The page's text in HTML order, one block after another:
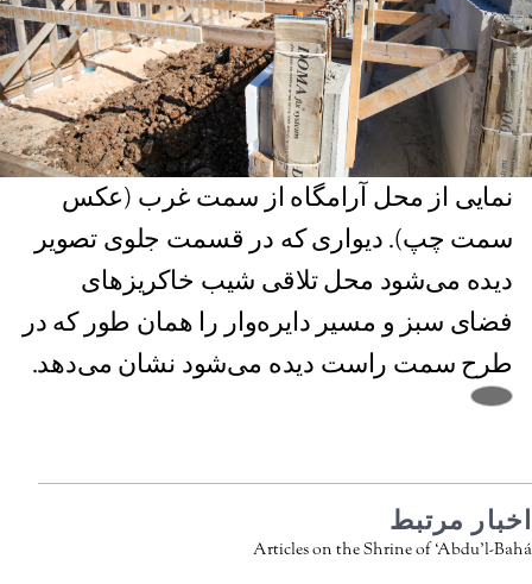
نمایی از محل آرامگاه از سمت غرب (عکس
سمت چپ). دیواری که در قسمت جلوی تصویر
دیده می‌شود محل تلاقی شیب خاکریزهای
فضای سبز و مسیر دایره‌وار را همان طور که در
طرح سمت راست دیده می‌شود نشان می‌دهد.
اخبار مرتبط
Articles on the Shrine of ‘Abdu’l-Bahá